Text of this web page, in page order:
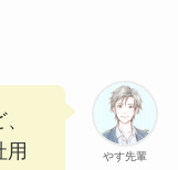
やす先輩
用